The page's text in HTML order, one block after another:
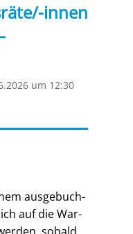
innen
um 12:30
aus­ge­buch­
auf die War­